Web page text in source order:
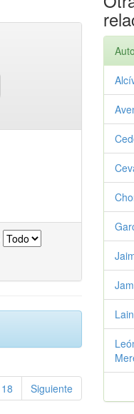
18 Siguiente